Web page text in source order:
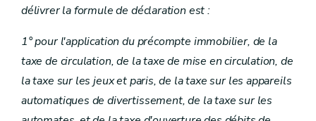
délivrer la formule de déclaration est :
1° pour l'application du précompte immobilier, de la
taxe de circulation, de la taxe de mise en circulation, de
la taxe sur les jeux et paris, de la taxe sur les appareils
automatiques de divertissement, de la taxe sur les